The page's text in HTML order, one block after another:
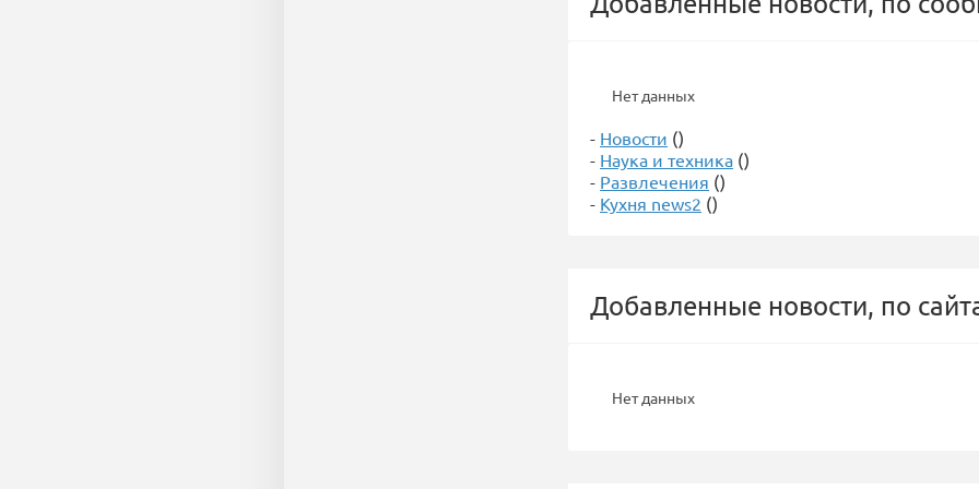
Нет данных
- Новости ()
- Наука и техника ()
- Развлечения ()
- Кухня news2 ()
Добавленные новости, по
Нет данных